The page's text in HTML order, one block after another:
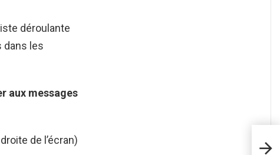
déroulante
dans les
aux messages
de l’écran)